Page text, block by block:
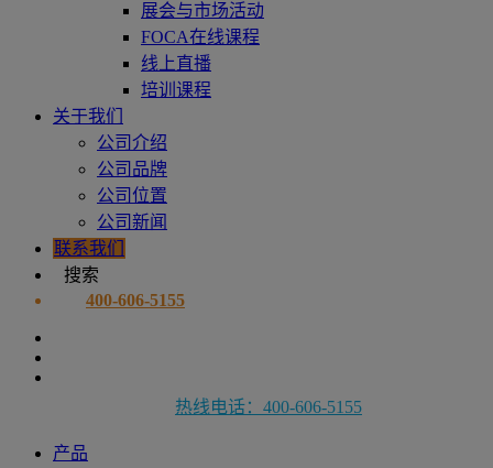
展会与市场活动
FOCA在线课程
线上直播
培训课程
关于我们
公司介绍
公司品牌
公司位置
公司新闻
联系我们
搜索
400-606-5155
热线电话：400-606-5155
产品